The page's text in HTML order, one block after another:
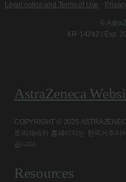
Legal notice and Terms of Use
©
KR-14242 l Exp.
AstraZeneca
COPYRIGHT © 2025
트라제네카 홈페이지는 한국거주자
습니다.
Resources